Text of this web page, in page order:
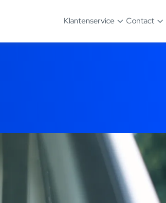
Klantenservice Contact